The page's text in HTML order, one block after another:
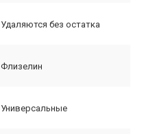
Удаляются без остатка
Флизелин
Универсальные